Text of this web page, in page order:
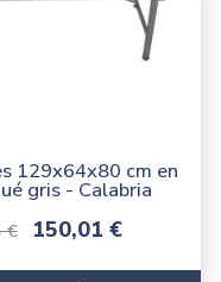
129x64x80 cm en
gris - Calabria
base
€ Prix
150,01 €